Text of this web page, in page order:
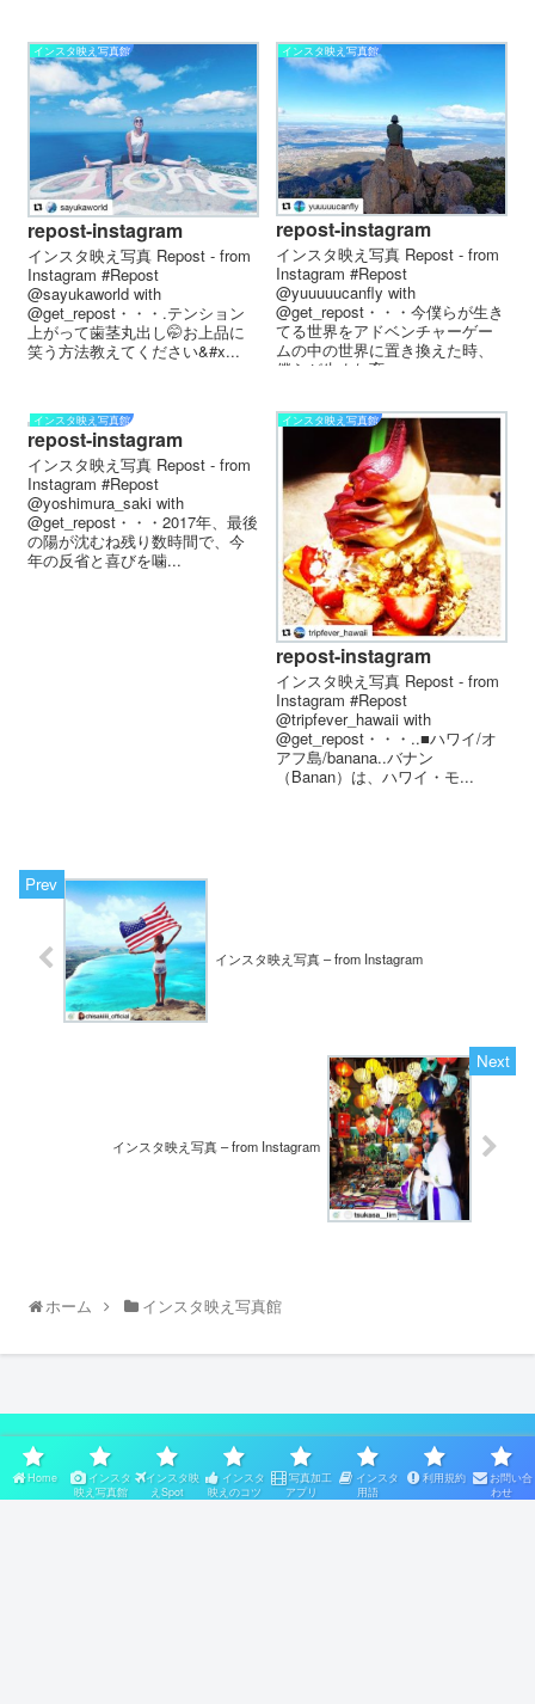
インスタ映え写真館
repost-instagram
インスタ映え写真 Repost - from
Instagram #Repost
@sayukaworld with
@get_repost・・・.テンション
上がって歯茎丸出し🤭お上品に
笑う方法教えてください&#x...
インスタ映え写真館
repost-instagram
インスタ映え写真 Repost - from
Instagram #Repost
@yuuuuucanfly with
@get_repost・・・今僕らが生き
てる世界をアドベンチャーゲー
ムの中の世界に置き換えた時、
僕らが生まれ育...
インスタ映え写真館
repost-instagram
インスタ映え写真 Repost - from
Instagram #Repost
@yoshimura_saki with
@get_repost・・・2017年、最後
の陽が沈むね️残り数時間で、今
年の反省と喜びを噛...
インスタ映え写真館
repost-instagram
インスタ映え写真 Repost - from
Instagram #Repost
@tripfever_hawaii with
@get_repost・・・..■ハワイ/オ
アフ島/banana..バナン
（Banan）は、ハワイ・モ...
インスタ映え写真 – from Instagram
インスタ映え写真 – from Instagram
ホーム インスタ映え写真館
スポンサーリンク
Home
インスタ
映え写真館
インスタ映
えSpot
インスタ
映えのコツ
写真加工
アプリ
インスタ
用語
利用規約
お問い合
わせ